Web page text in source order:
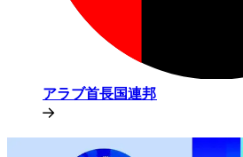
アラブ首長国連邦​​